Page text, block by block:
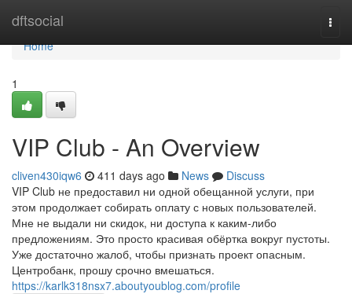
dftsocial
Home
Home
1
VIP Club - An Overview
cliven430iqw6 411 days ago News
Discuss
VIP Club не предоставил ни одной обещанной услуги, при
этом продолжает собирать оплату с новых пользователей.
Мне не выдали ни скидок, ни доступа к каким-либо
предложениям. Это просто красивая обёртка вокруг пустоты.
Уже достаточно жалоб, чтобы признать проект опасным.
Центробанк, прошу срочно вмешаться.
https://karlk318nsx7.aboutyoublog.com/profile